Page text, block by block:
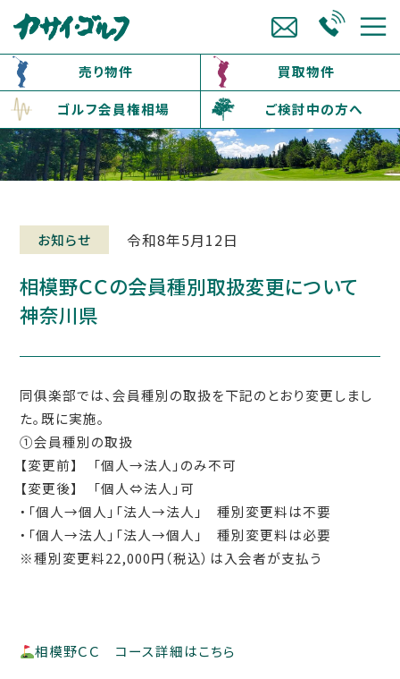
売り物件
買取物件
ゴルフ会員権相場
ご検討中の方へ
お知らせ 令和8年5月12日
相模野ＣＣの会員種別取扱変更について
神奈川県
同俱楽部では、会員種別の取扱を下記のとおり変更しまし
た。既に実施。
①会員種別の取扱
【変更前】 「個人→法人」のみ不可
【変更後】 「個人⇔法人」可
・「個人→個人」「法人→法人」 種別変更料は不要
・「個人→法人」「法人→個人」 種別変更料は必要
※種別変更料22,000円（税込）は入会者が支払う
相模野ＣＣ コース詳細はこちら